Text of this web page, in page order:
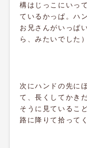
構はじっこにいっ
ているかっぱ。ハ
お兄さんがいっぱ
ら、みたいでした）
次にハンドの先に
て、長くしてかき
そうに見ているこ
路に降りて拾って